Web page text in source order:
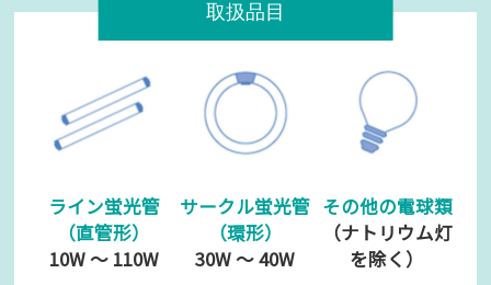
取扱品目
ライン蛍光管
（直管形）
10W ～ 110W
サークル蛍光管
（環形）
30W ～ 40W
その他の電球類
（ナトリウム灯
を除く）